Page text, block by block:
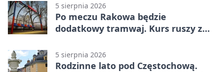
5 sierpnia 2026
Po meczu Rakowa będzie
dodatkowy tramwaj. Kurs ruszy ze
5 sierpnia 2026
Rodzinne lato pod Częstochową.